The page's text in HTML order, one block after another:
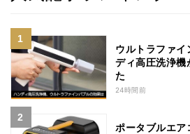
ウルトラファ
ディ高圧洗浄機
た
24時間前
ポータブルエア